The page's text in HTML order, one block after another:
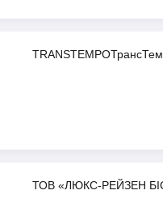
ТОВ «ЛЮКС-РЕЙЗЕН